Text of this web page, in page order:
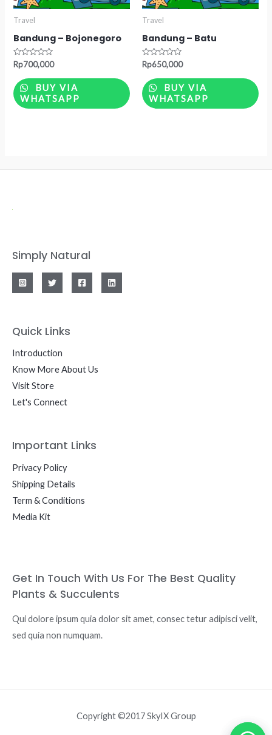
Travel
Bandung – Bojonegoro
Rated
0
out
of
5
Rp700,000
BUY VIA
WHATSAPP
Travel
Bandung – Batu
Rated
0
out
of
5
Rp650,000
BUY VIA
WHATSAPP
Simply Natural
Quick Links
Introduction
Know More About Us
Visit Store
Let's Connect
Important Links
Privacy Policy
Shipping Details
Term & Conditions
Media Kit
Get In Touch With Us For The Best Quality
Plants & Succulents
Qui dolore ipsum quia dolor sit amet, consec tetur adipisci velit,
sed quia non numquam.
Copyright ©2017 SkyIX Group